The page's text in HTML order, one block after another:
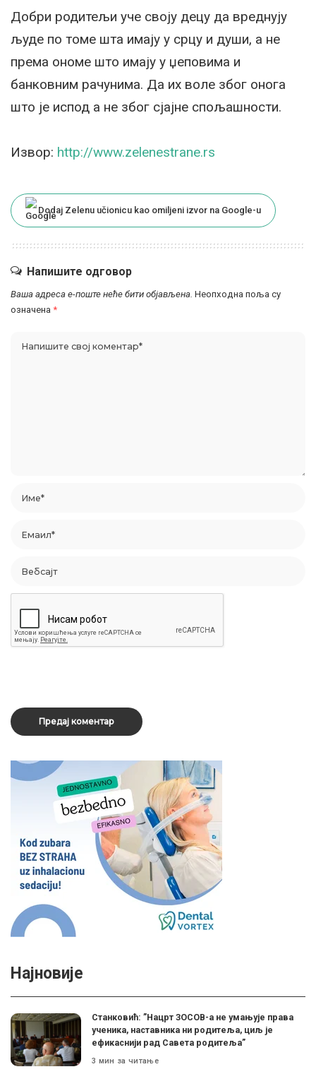
Добри родитељи уче своју децу да вреднују
људе по томе шта имају у срцу и души, а не
према ономе што имају у џеповима и
банковним рачунима. Да их воле због онога
што је испод а не због сјајне спољашности.
Извор: http://www.zelenestrane.rs
Dodaj Zelenu učionicu kao omiljeni izvor na Google-u
Напишите одговор
Ваша адреса е-поште неће бити објављена. Неопходна поља су
означена *
Најновије
Станковић: ”Нацрт ЗОСОВ-а не умањује права
ученика, наставника ни родитеља, циљ је
ефикаснији рад Савета родитеља”
3 мин за читање